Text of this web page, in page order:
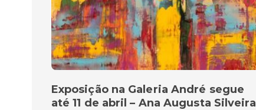
Exposição na Galeria André segue
até 11 de abril – Ana Augusta Silveira